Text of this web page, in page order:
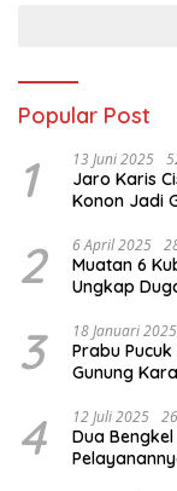
Popular Post
1 13 Juni 2025
Jaro Karis
Konon Jadi
2 6 April 2025
Muatan 6
Ungkap
3 18 Januari 2025
Prabu
Gunung
4 12 Juli 2025
Dua